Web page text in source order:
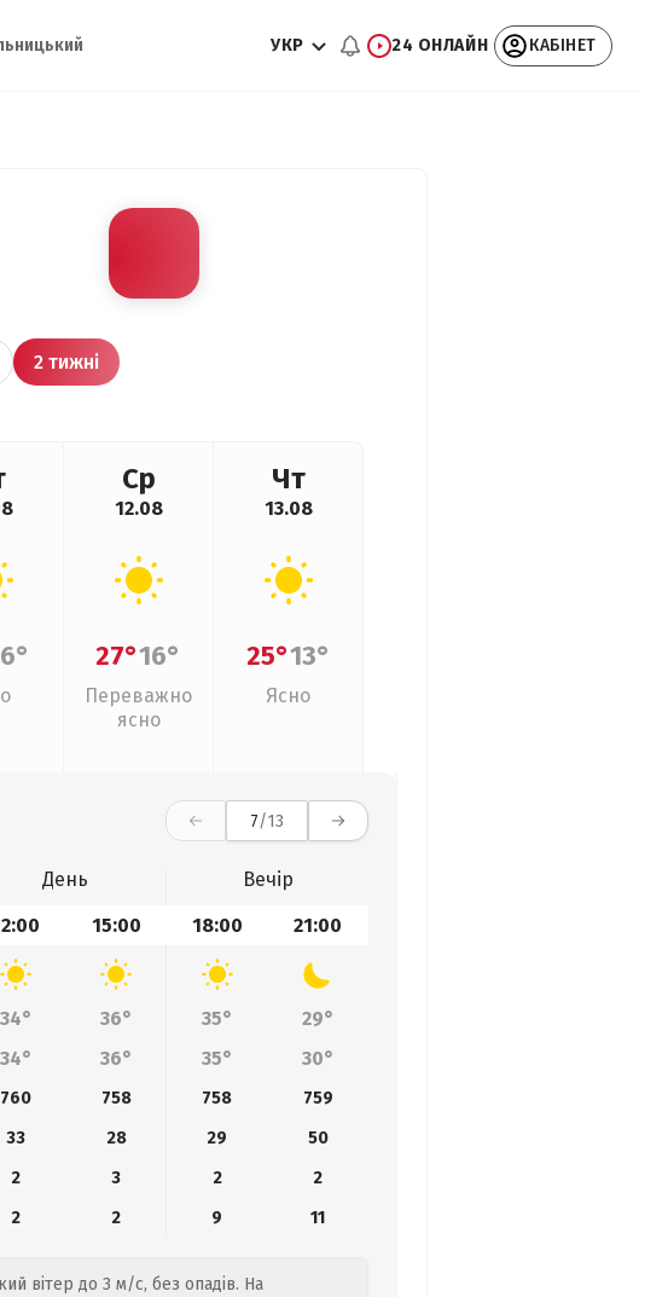
УКР 24 ОНЛАЙН КАБІНЕТ
2 тижні
Ср
12.08
27°16°
Переважно
ясно
Чт
13.08
25°13°
Ясно
7/13
День
Вечір
15:00 18:00 21:00
34° 36° 35°
29°
34° 36° 35° 30°
760 758 758
759
33 28 29
50
2 3 2
2
2 2 9 11
вітер до 3 м/с, без опадів. На